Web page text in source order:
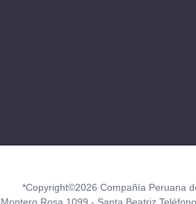
*Copyright©2026 Compañía Peruana